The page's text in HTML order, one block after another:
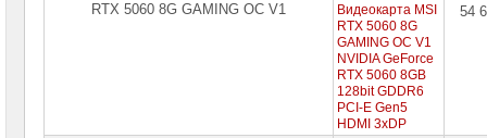
RTX 5060 8G GAMING OC V1
Видеокарта MSI
RTX 5060 8G
GAMING OC V1
NVIDIA GeForce
RTX 5060 8GB
128bit GDDR6
PCI-E Gen5
HDMI 3xDP
54